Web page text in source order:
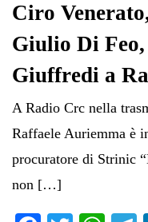
Ciro
Giulio Di
Giuffredi a
A Radio Crc nella
Raffaele Auriemma è
procuratore di Strinic
non […]